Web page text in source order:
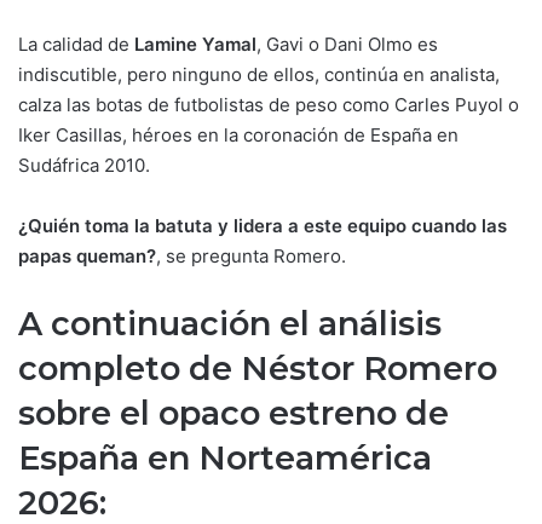
La calidad de Lamine Yamal, Gavi o Dani Olmo es
indiscutible, pero ninguno de ellos, continúa en analista,
calza las botas de futbolistas de peso como Carles Puyol o
Iker Casillas, héroes en la coronación de España en
Sudáfrica 2010.
¿Quién toma la batuta y lidera a este equipo cuando las
papas queman?, se pregunta Romero.
A continuación el análisis
completo de Néstor Romero
sobre el opaco estreno de
España en Norteamérica
2026: